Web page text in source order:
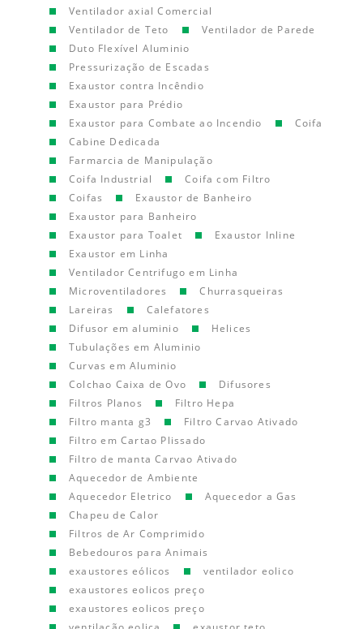
Ventilador axial Comercial
Ventilador de Teto
Ventilador de Parede
Duto Flexível Aluminio
Pressurização de Escadas
Exaustor contra Incêndio
Exaustor para Prédio
Exaustor para Combate ao Incendio
Coifa
Cabine Dedicada
Farmarcia de Manipulação
Coifa Industrial
Coifa com Filtro
Coifas
Exaustor de Banheiro
Exaustor para Banheiro
Exaustor para Toalet
Exaustor Inline
Exaustor em Linha
Ventilador Centrifugo em Linha
Microventiladores
Churrasqueiras
Lareiras
Calefatores
Difusor em aluminio
Helices
Tubulações em Aluminio
Curvas em Aluminio
Colchao Caixa de Ovo
Difusores
Filtros Planos
Filtro Hepa
Filtro manta g3
Filtro Carvao Ativado
Filtro em Cartao Plissado
Filtro de manta Carvao Ativado
Aquecedor de Ambiente
Aquecedor Eletrico
Aquecedor a Gas
Chapeu de Calor
Filtros de Ar Comprimido
Bebedouros para Animais
exaustores eólicos
ventilador eolico
exaustores eolicos preço
exaustores eolicos preço